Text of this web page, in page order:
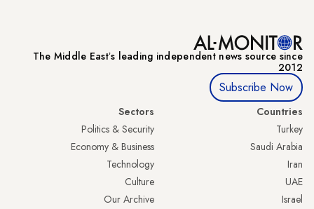
The Middle Eastʼs leading independent news source since
2012
Subscribe Now
Countries
Turkey
Saudi Arabia
Iran
UAE
Israel
Sectors
Politics & Security
Economy & Business
Technology
Culture
Our Archive